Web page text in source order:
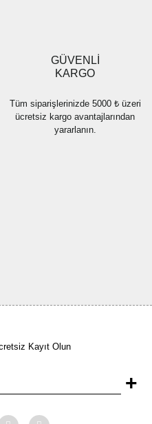
olmalı.
GÜVENLİ
KARGO
Tüm siparişlerinizde 5000 ₺ üzeri
ücretsiz kargo avantajlarından
yararlanın.
Kayıt Olun
+